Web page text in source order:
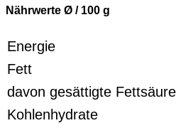
Nährwerte Ø / 100 g
Energie
Fett
davon gesättigte
Kohlenhydrate